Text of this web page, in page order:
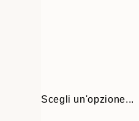
Scegli un'opzione...